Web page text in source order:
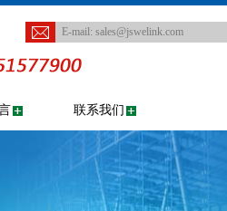
E-mail: sales@jswelink.com
联系我们